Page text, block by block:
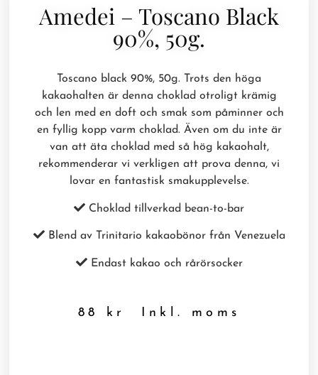
Amedei – Toscano Black
90%, 50g.
Toscano black 90%, 50g. Trots den höga
kakaohalten är denna choklad otroligt krämig
och len med en doft och smak som påminner och
en fyllig kopp varm choklad. Även om du inte är
van att äta choklad med så hög kakaohalt,
rekommenderar vi verkligen att prova denna, vi
lovar en fantastisk smakupplevelse.
Choklad tillverkad bean-to-bar
Blend av Trinitario kakaobönor från Venezuela
Endast kakao och rårörsocker
88 kr Inkl. moms